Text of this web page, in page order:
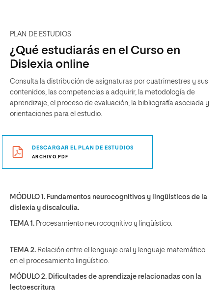
PLAN DE ESTUDIOS
¿Qué estudiarás en el Curso en
Dislexia online
Consulta la distribución de asignaturas por cuatrimestres y sus
contenidos, las competencias a adquirir, la metodología de
aprendizaje, el proceso de evaluación, la bibliografía asociada y
orientaciones para el estudio.
DESCARGAR EL PLAN DE ESTUDIOS
ARCHIVO.PDF
MÓDULO 1. Fundamentos neurocognitivos y lingüísticos de la
dislexia y discalculia.
TEMA 1. Procesamiento neurocognitivo y lingüístico.
TEMA 2. Relación entre el lenguaje oral y lenguaje matemático
en el procesamiento lingüístico.
MÓDULO 2. Dificultades de aprendizaje relacionadas con la
lectoescritura